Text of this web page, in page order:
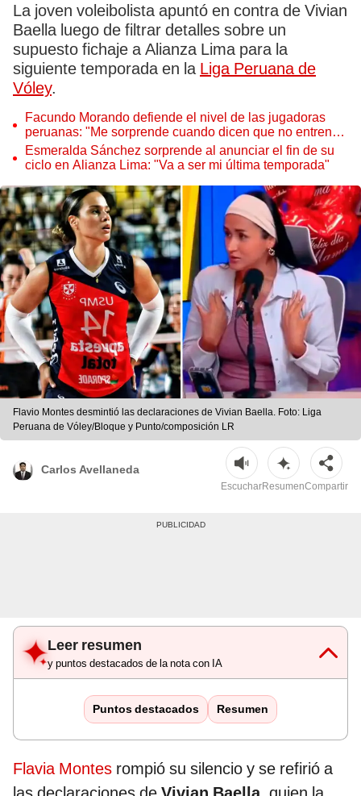
La joven voleibolista apuntó en contra de Vivian
Baella luego de filtrar detalles sobre un
supuesto fichaje a Alianza Lima para la
siguiente temporada en la Liga Peruana de
Vóley.
Facundo Morando defiende el nivel de las jugadoras
peruanas: "Me sorprende cuando dicen que no entrenan
o no son disciplinadas"
Esmeralda Sánchez sorprende al anunciar el fin de su
ciclo en Alianza Lima: "Va a ser mi última temporada"
Flavio Montes desmintió las declaraciones de Vivian Baella. Foto: Liga
Peruana de Vóley/Bloque y Punto/composición LR
Carlos Avellaneda
EscucharResumenCompartir
Leer resumen
y puntos destacados de la nota con IA
Puntos destacados Resumen
Flavia Montes rompió su silencio y se refirió a